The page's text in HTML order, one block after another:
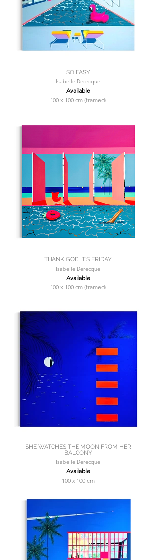
SO EASY
Isabelle Derecque
Available
100 x 100 cm (framed)
THANK GOD IT’S FRIDAY
Isabelle Derecque
Available
100 x 100 cm (framed)
SHE WATCHES THE MOON FROM HER
BALCONY
Isabelle Derecque
Available
100 x 100 cm